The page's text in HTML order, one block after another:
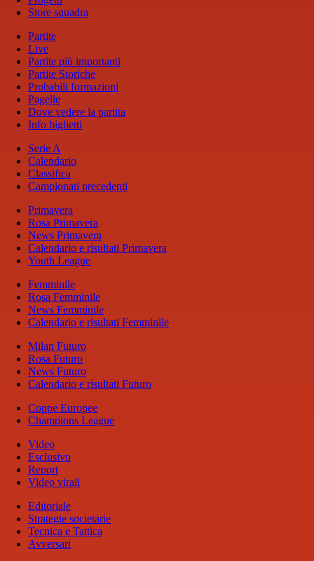
Store squadra
Partite
Live
Partite più importanti
Partite Storiche
Probabili formazioni
Pagelle
Dove vedere la partita
Info biglietti
Serie A
Calendario
Classifica
Campionati precedenti
Primavera
Rosa Primavera
News Primavera
Calendario e risultati Primavera
Youth League
Femminile
Rosa Femminile
News Femminile
Calendario e risultati Femminile
Milan Futuro
Rosa Futuro
News Futuro
Calendario e risultati Futuro
Coppe Europee
Champions League
Video
Esclusivo
Report
Video virali
Editoriale
Strategie societarie
Tecnica e Tattica
Avversari